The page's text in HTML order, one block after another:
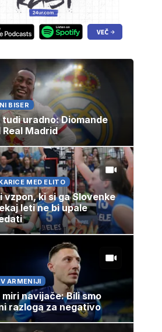
BISER
tudi uradno: Diomande
Real Madrid
MED ELITO
vzpon, ki si ga Slovenke
leti ne bi upale
ARMENIJI
miri navijače: Bili smo
razloga za negativo